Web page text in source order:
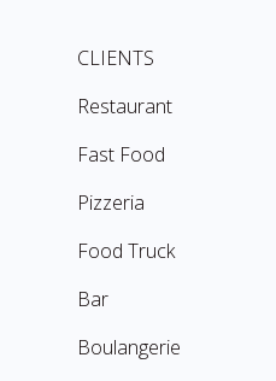
CLIENTS
Restaurant
Fast Food
Pizzeria
Food Truck
Bar
Boulangerie